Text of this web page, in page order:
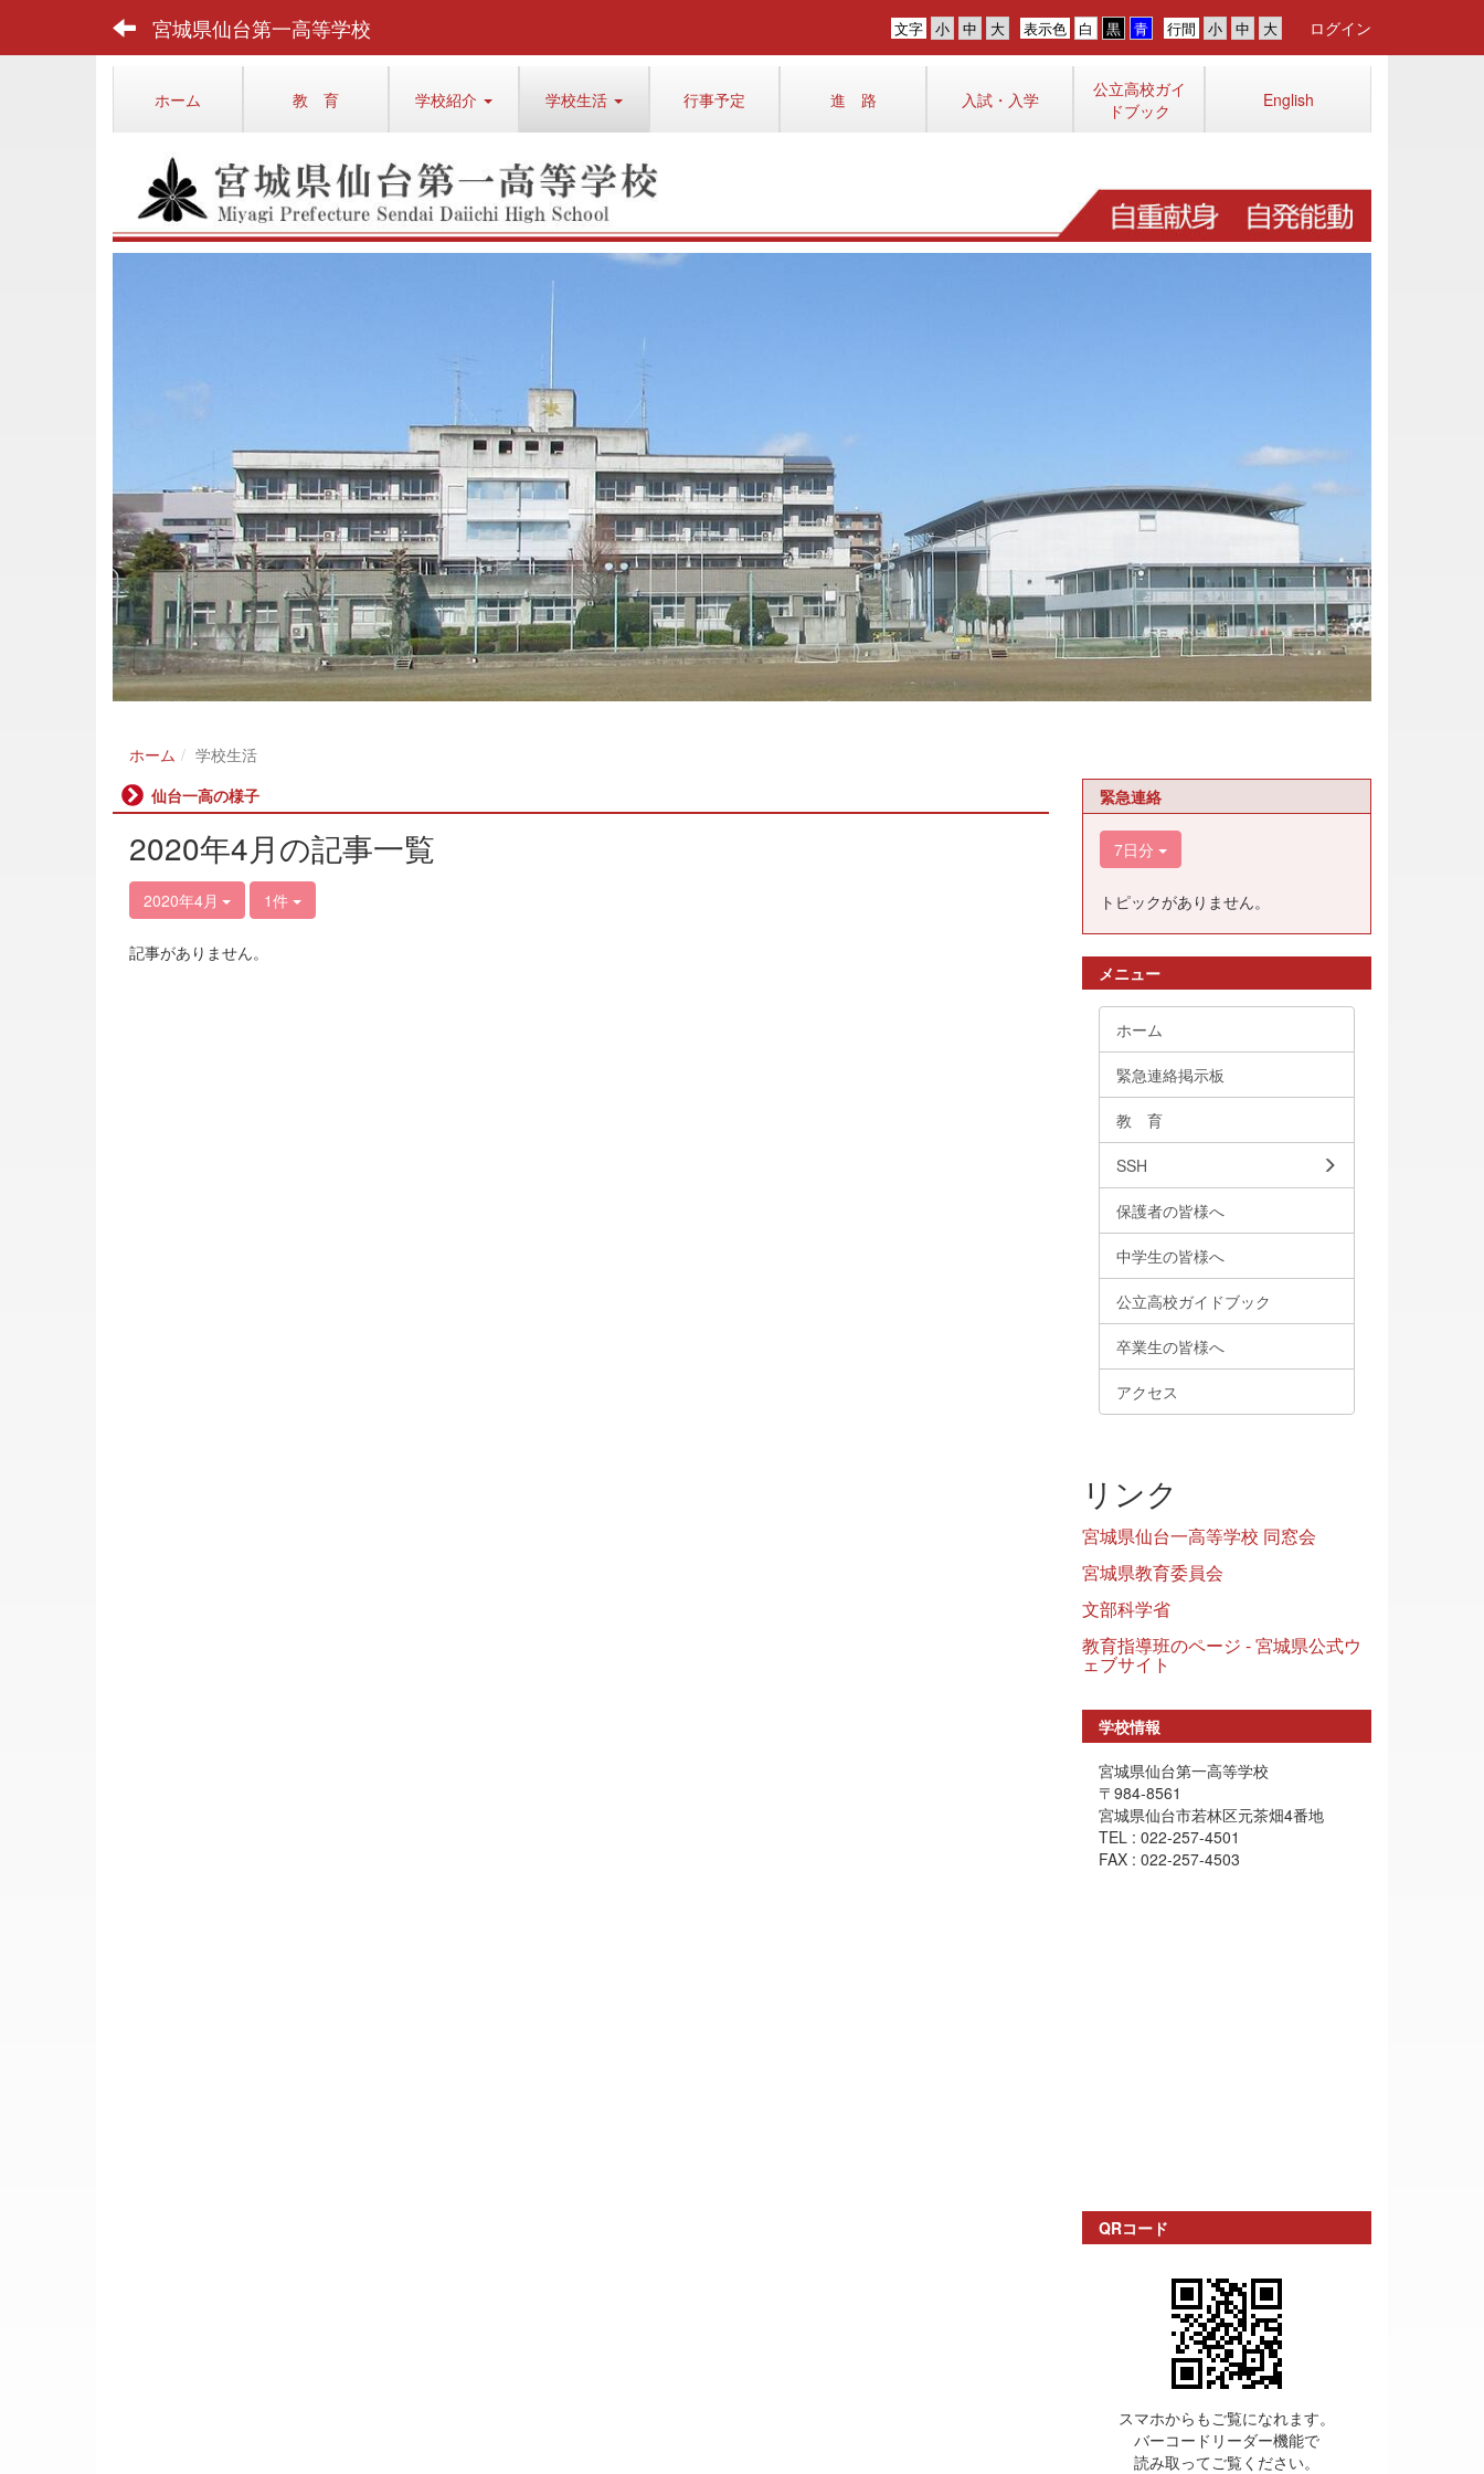
宮城県仙台第一高等学校 行間
表示色
文字 ログイン
ホーム 教 育 学校紹介 学校生活 行事予定 進 路 入試・入学
公立高校ガイ
ドブック
English
ホーム
学校生活
仙台一高の様子
2020年4月の記事一覧
2020年4月 1件
記事がありません。
緊急連絡
7日分
トピックがありません。
メニュー
ホーム
緊急連絡掲示板
教 育
SSH
保護者の皆様へ
中学生の皆様へ
公立高校ガイドブック
卒業生の皆様へ
アクセス
リンク
宮城県仙台一高等学校 同窓会
宮城県教育委員会
文部科学省
教育指導班のページ - 宮城県公式ウ
ェブサイト
学校情報
宮城県仙台第一高等学校
〒984-8561
宮城県仙台市若林区元茶畑4番地
TEL : 022-257-4501
FAX : 022-257-4503
QRコード
スマホからもご覧になれます。
バーコードリーダー機能で
読み取ってご覧ください。